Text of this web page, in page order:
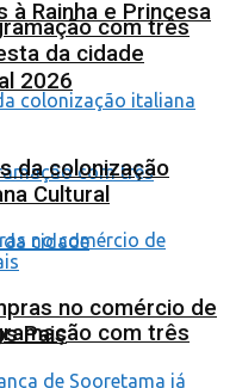
à Rainha e Princesa
2026
com três
com três
da cidade
da colonização
Cultural
no comércio de
Pais